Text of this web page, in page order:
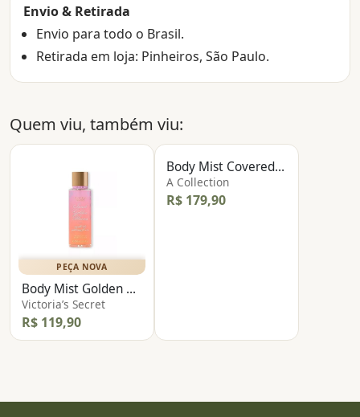
Envio & Retirada
Envio para todo o Brasil.
Retirada em loja: Pinheiros, São Paulo.
Quem viu, também viu:
PEÇA NOVA
Body Mist Golden Blooms
Victoria’s Secret
R$ 119,90
PEÇA NOVA
Body Mist Covered In Roses
A Collection
R$ 179,90